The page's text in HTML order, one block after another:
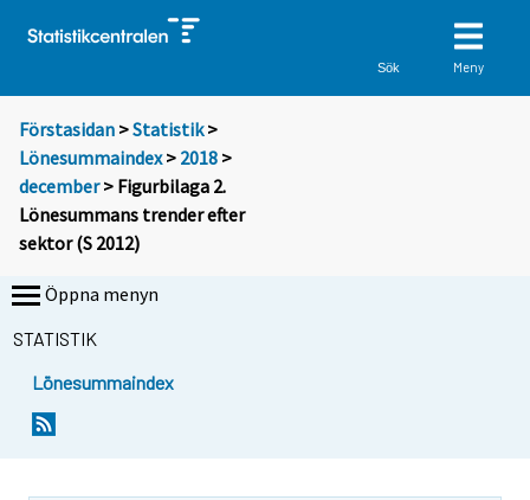
Sök Meny
Förstasidan >Statistik >
Lönesummaindex> 2018 >
december> Figurbilaga 2.
Lönesummans trender efter
sektor (S 2012)
Öppna menyn
STATISTIK
Lönesummaindex